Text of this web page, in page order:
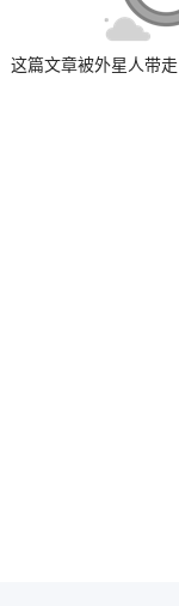
这篇文章被外星人带